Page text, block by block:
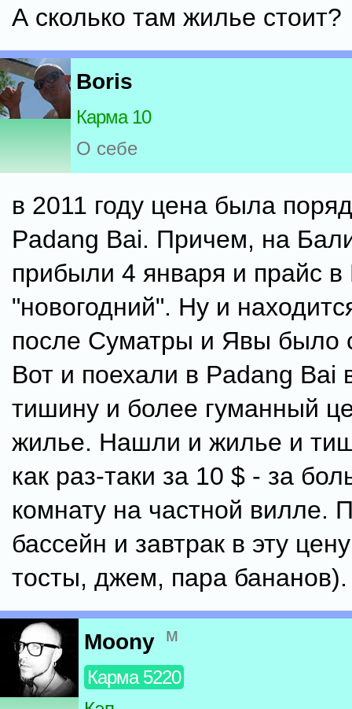
А сколько там жилье стоит?
Boris
Карма 10
О себе
в 2011 году цена была
Padang Bai. Причем, на
прибыли 4 января и прайс
"новогодний". Ну и
после Суматры и Явы было
Вот и поехали в Padang Bai
тишину и более гуманный
жилье. Нашли и жилье и
как раз-таки за 10 $ - за
комнату на частной вилле.
бассейн и завтрак в эту
тосты, джем, пара бананов).
Moony м
Карма 5220